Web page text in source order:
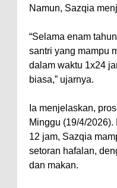
Namun, Sazqia
“Selama enam
santri yang mampu
dalam waktu 1x24
biasa,” ujarnya.
Ia menjelaskan,
Minggu (19/4/
12 jam, Sazqia
setoran hafalan,
dan makan.